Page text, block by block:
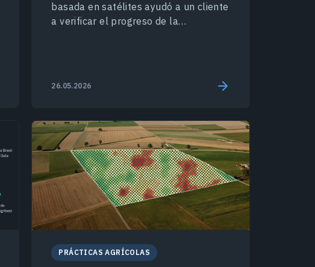
basada en satélites ayudó a un cliente
a verificar el progreso de la
26.05.2026
PRÁCTICAS AGRÍCOLAS